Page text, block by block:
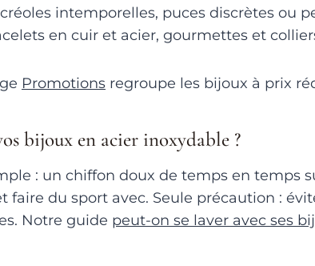
intemporelles, puces discrètes ou
en cuir et acier, gourmettes et
Promotions regroupe les bijoux à prix
bijoux en acier inoxydable ?
: un chiffon doux de temps en temps
faire du sport avec. Seule précaution :
Notre guide peut-on se laver avec ses